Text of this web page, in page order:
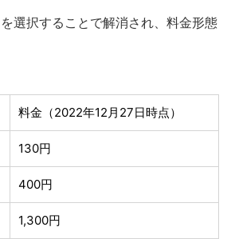
選択することで解消され、料金形態
料金（2022年12月27日時点）
130円
400円
1,300円